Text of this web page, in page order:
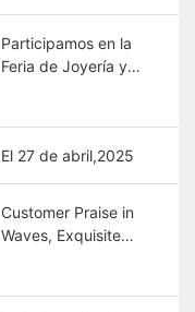
Participamos en la
Feria de Joyería y
El 27 de abril,2025
Customer Praise in
Waves, Exquisite